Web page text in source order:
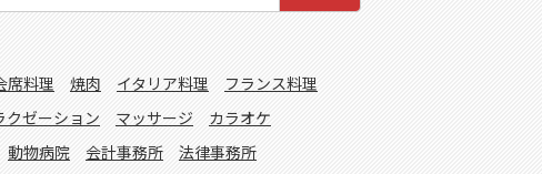
席料理 焼肉 イタリア料理
フランス料理
クゼーション マッサージ
カラオケ
動物病院 会計事務所 法律事務所